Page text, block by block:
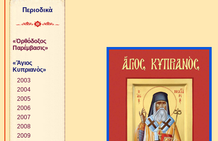
Περιοδικὰ
«Ὀρθόδοξος
Παρέμβασις»
«Ἅγιος
Κυπριανὸς»
2003
2004
2005
2006
2007
2008
2009